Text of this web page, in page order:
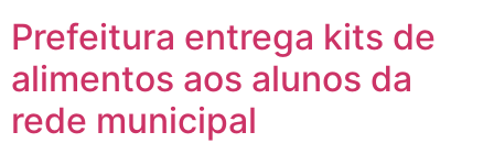
Prefeitura entrega kits de
alimentos aos alunos da
rede municipal